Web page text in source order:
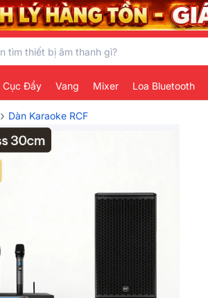
Cục Đẩy Vang Mixer Loa Bluetooth
› Dàn Karaoke RCF